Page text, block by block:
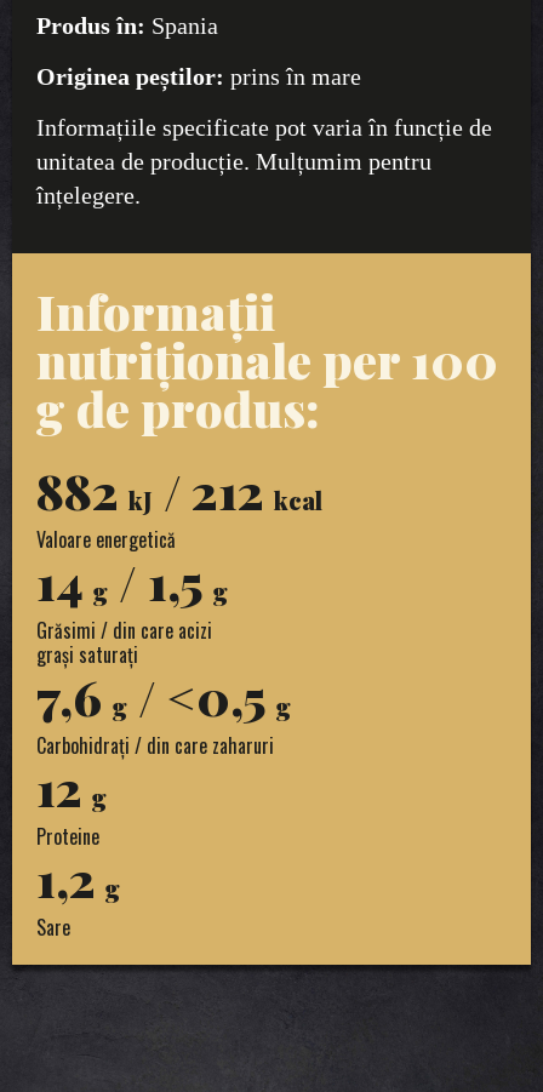
Produs în: Spania
Originea peștilor: prins în mare
Informațiile specificate pot varia în funcție de
unitatea de producție. Mulțumim pentru
înțelegere.
Informații
nutriționale per 100
g de produs:
882 kJ / 212 kcal
Valoare energetică
14 g / 1,5 g
Grăsimi / din care acizi
grași saturați
7,6 g / <0,5 g
Carbohidrați / din care zaharuri
12 g
Proteine
1,2 g
Sare